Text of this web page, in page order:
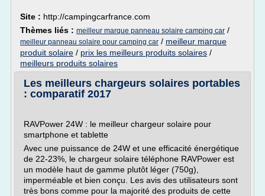
Site : http://campingcarfrance.com
Thèmes liés : meilleur marque panneau solaire camping car /
meilleur panneau solaire pour camping car / meilleur marque
produit solaire / prix les meilleurs produits solaires /
meilleurs produits solaires
Les meilleurs chargeurs solaires portables
: comparatif 2017
RAVPower 24W : le meilleur chargeur solaire pour
smartphone et tablette
Avec une puissance de 24W et une efficacité énergétique
de 22-23%, le chargeur solaire téléphone RAVPower est
un modèle haut de gamme plutôt léger (750g),
imperméable et bien conçu. Les avis des utilisateurs sont
très bons comme pour la majorité des produits de cette